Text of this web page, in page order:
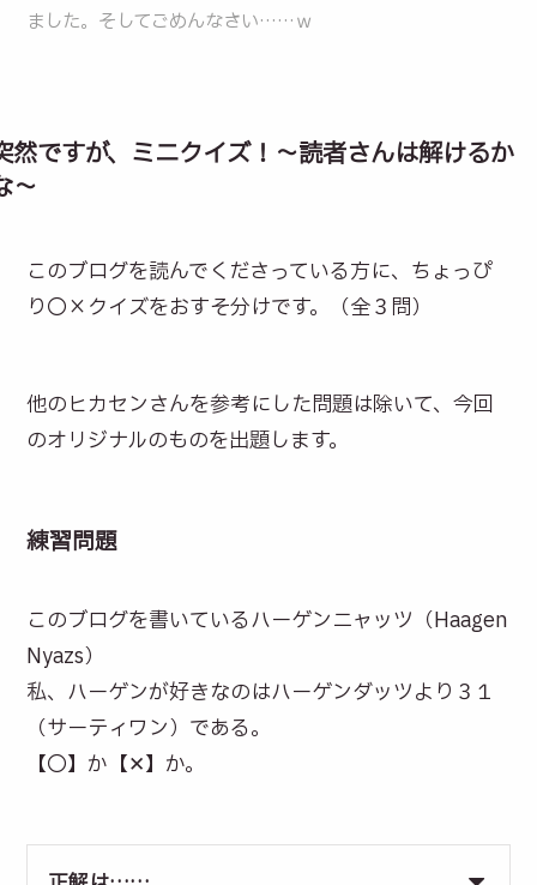
ました。そしてごめんなさい……ｗ
然ですが、ミニクイズ！～読者さんは解けるか
～
このブログを読んでくださっている方に、ちょっぴ
り〇×クイズをおすそ分けです。（全３問）
他のヒカセンさんを参考にした問題は除いて、今回
のオリジナルのものを出題します。
練習問題
このブログを書いているハーゲンニャッツ（Haagen
Nyazs）
私、ハーゲンが好きなのはハーゲンダッツより３１
（サーティワン）である。
【〇】か【✕】か。